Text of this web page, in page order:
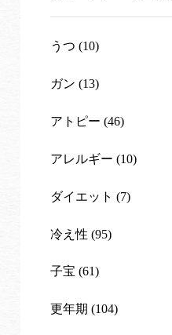
うつ (10)
ガン (13)
アトピー (46)
アレルギー (10)
ダイエット (7)
冷え性 (95)
子宝 (61)
更年期 (104)